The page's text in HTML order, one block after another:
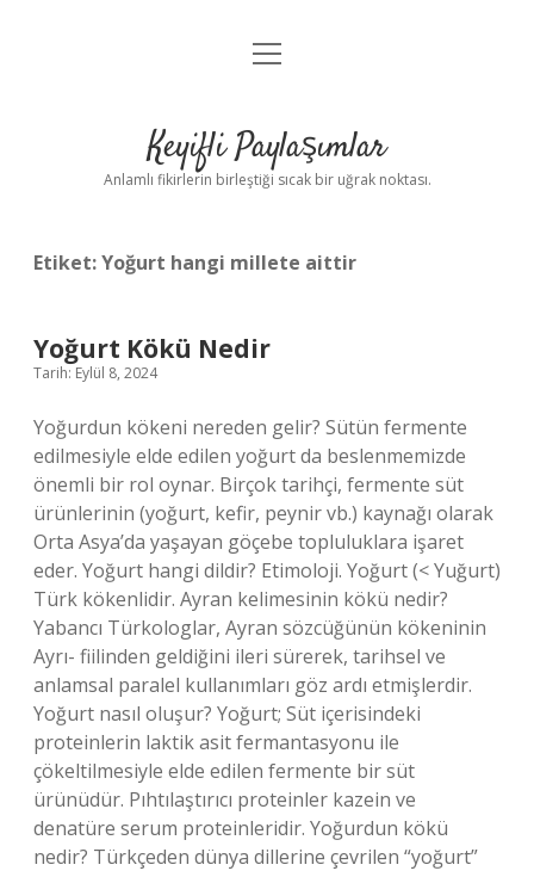
Anasayfa
Yasal Uyarı
menüyü
Keyifli Paylaşımlar
Anlamlı fikirlerin birleştiği sıcak bir uğrak noktası.
Etiket:Yoğurt hangi millete aittir
Yoğurt Kökü Nedir
Tarih: Eylül 8, 2024
Yoğurdun kökeni nereden gelir? Sütün fermente
edilmesiyle elde edilen yoğurt da beslenmemizde
önemli bir rol oynar. Birçok tarihçi, fermente süt
ürünlerinin (yoğurt, kefir, peynir vb.) kaynağı olarak
Orta Asya’da yaşayan göçebe topluluklara işaret
eder. Yoğurt hangi dildir? Etimoloji. Yoğurt (< Yuğurt)
Türk kökenlidir. Ayran kelimesinin kökü nedir?
Yabancı Türkologlar, Ayran sözcüğünün kökeninin
Ayrı- fiilinden geldiğini ileri sürerek, tarihsel ve
anlamsal paralel kullanımları göz ardı etmişlerdir.
Yoğurt nasıl oluşur? Yoğurt; Süt içerisindeki
proteinlerin laktik asit fermantasyonu ile
çökeltilmesiyle elde edilen fermente bir süt
ürünüdür. Pıhtılaştırıcı proteinler kazein ve
denatüre serum proteinleridir. Yoğurdun kökü
nedir? Türkçeden dünya dillerine çevrilen “yoğurt”